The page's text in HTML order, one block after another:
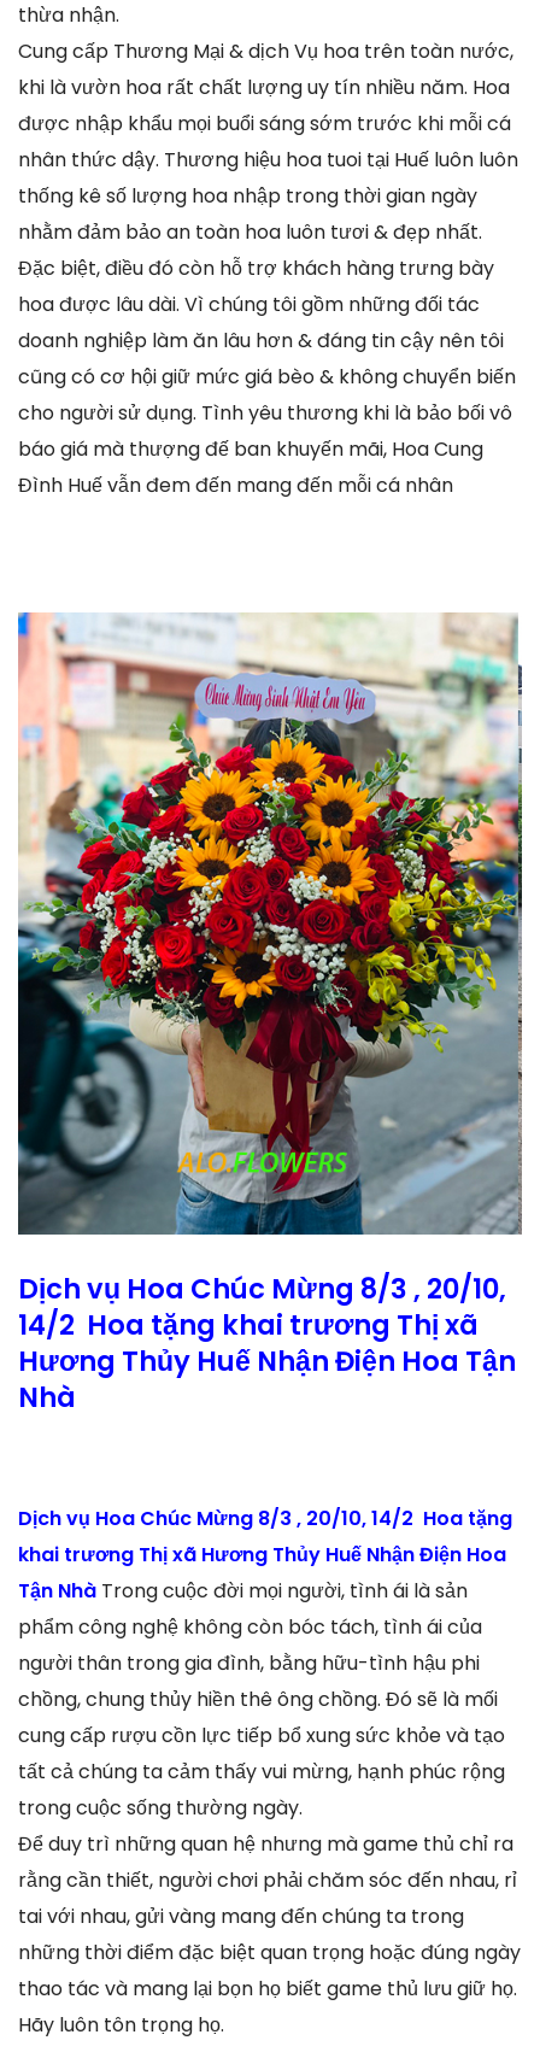
thừa nhận.
Cung cấp Thương Mại & dịch Vụ hoa trên toàn nước,
khi là vườn hoa rất chất lượng uy tín nhiều năm. Hoa
được nhập khẩu mọi buổi sáng sớm trước khi mỗi cá
nhân thức dậy. Thương hiệu hoa tuoi tại Huế luôn luôn
thống kê số lượng hoa nhập trong thời gian ngày
nhằm đảm bảo an toàn hoa luôn tươi & đẹp nhất.
Đặc biệt, điều đó còn hỗ trợ khách hàng trưng bày
hoa được lâu dài. Vì chúng tôi gồm những đối tác
doanh nghiệp làm ăn lâu hơn & đáng tin cậy nên tôi
cũng có cơ hội giữ mức giá bèo & không chuyển biến
cho người sử dụng. Tình yêu thương khi là bảo bối vô
báo giá mà thượng đế ban khuyến mãi, Hoa Cung
Đình Huế vẫn đem đến mang đến mỗi cá nhân
Dịch vụ Hoa Chúc Mừng 8/3 , 20/10,
14/2 Hoa tặng khai trương Thị xã
Hương Thủy Huế Nhận Điện Hoa Tận
Nhà
Dịch vụ Hoa Chúc Mừng 8/3 , 20/10, 14/2 Hoa tặng
khai trương Thị xã Hương Thủy Huế Nhận Điện Hoa
Tận Nhà Trong cuộc đời mọi người, tình ái là sản
phẩm công nghệ không còn bóc tách, tình ái của
người thân trong gia đình, bằng hữu-tình hậu phi
chồng, chung thủy hiền thê ông chồng. Đó sẽ là mối
cung cấp rượu cồn lực tiếp bổ xung sức khỏe và tạo
tất cả chúng ta cảm thấy vui mừng, hạnh phúc rộng
trong cuộc sống thường ngày.
Để duy trì những quan hệ nhưng mà game thủ chỉ ra
rằng cần thiết, người chơi phải chăm sóc đến nhau, rỉ
tai với nhau, gửi vàng mang đến chúng ta trong
những thời điểm đặc biệt quan trọng hoặc đúng ngày
thao tác và mang lại bọn họ biết game thủ lưu giữ họ.
Hãy luôn tôn trọng họ.